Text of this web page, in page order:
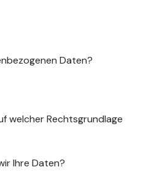
Daten?
welcher Rechtsgrundlage
Ihre Daten?